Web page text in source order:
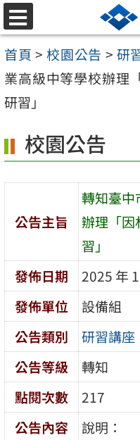
跳
至
主
要
內
區
選
單
首頁 > 校園公告 > 研
業高級中等學校辦理
研習」
校園公告
公告主旨
轉知臺中
辦理「因
習」
發佈日期
2025 年
發佈單位
設備組
公告類別
研習講座
公告等級
轉知
點閱次數
217
公告內容
說明：